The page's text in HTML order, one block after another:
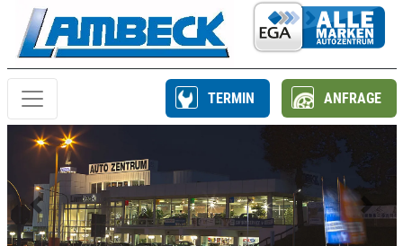
TERMIN ANFRAGE
Previous Next